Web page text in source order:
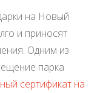
на Новый
и приносят
Одним из
парка
сертификат на